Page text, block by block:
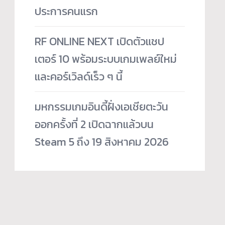
ประการคนแรก
RF ONLINE NEXT เปิดตัวแชป
เตอร์ 10 พร้อมระบบเกมเพลย์ใหม่
และคอร์เวิลด์เร็ว ๆ นี้
มหกรรมเกมอินดี้ฝั่งเอเชียตะวัน
ออกครั้งที่ 2 เปิดฉากแล้วบน
Steam 5 ถึง 19 สิงหาคม 2026